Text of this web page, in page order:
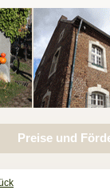
Preise und